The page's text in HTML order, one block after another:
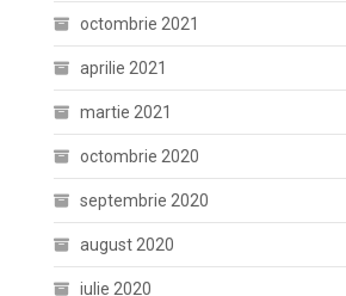
octombrie 2021
aprilie 2021
martie 2021
octombrie 2020
septembrie 2020
august 2020
iulie 2020